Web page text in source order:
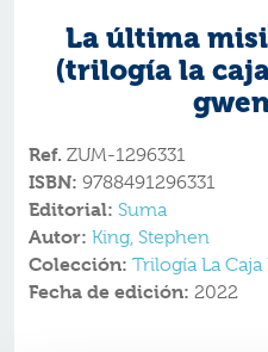
La última
(trilogía la
Ref. ZUM-1296331
ISBN: 9788491296331
Editorial: Suma
Autor: King, Stephen
Colección: Trilogía La
Fecha de edición: 2022